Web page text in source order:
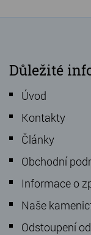
Důležité
Úvod
Kontakty
Články
Obchodní
Informace o
Naše
Odstoupení